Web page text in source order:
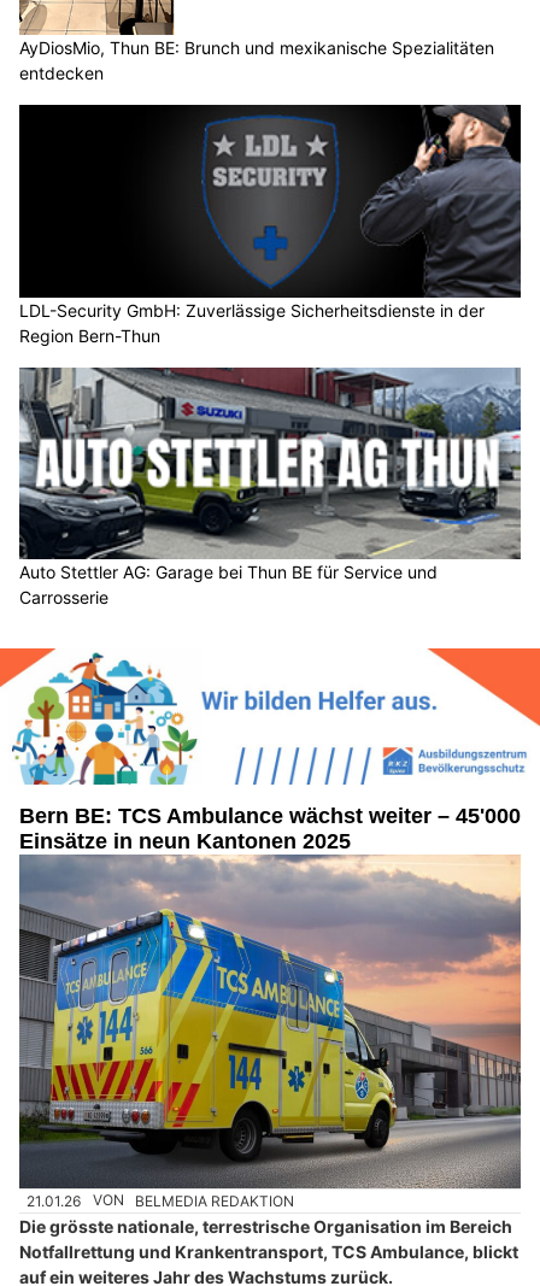
AyDiosMio, Thun BE: Brunch und mexikanische Spezialitäten
entdecken
LDL-Security GmbH: Zuverlässige Sicherheitsdienste in der
Region Bern-Thun
Auto Stettler AG: Garage bei Thun BE für Service und
Carrosserie
Bern BE: TCS Ambulance wächst weiter – 45'000
Einsätze in neun Kantonen 2025
21.01.26 VON BELMEDIA REDAKTION
Die grösste nationale, terrestrische Organisation im Bereich
Notfallrettung und Krankentransport, TCS Ambulance, blickt
auf ein weiteres Jahr des Wachstums zurück.